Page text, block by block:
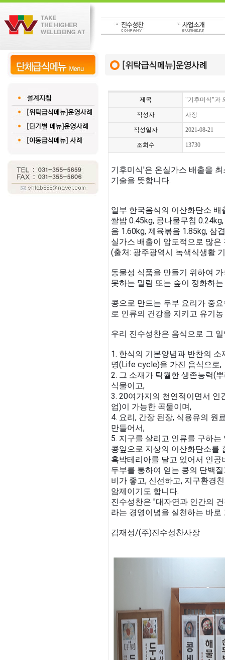
제목 "기후미식"과
작성자 사장
작성일자 2021-08-21
조회수 13730
기후미식'은 온실가스 배출을
기술을 뜻합니다.
일부 한국음식의 이산화탄소 배
쌀밥 0.45kg, 콩나물무침
음 1.60kg, 제육볶음 1.85kg, 삼
실가스 배출이 압도적으로 많은
(출처: 광주광역시 녹색식생활
동물성 식품을 만들기 위하여
못하는 밀림 또는 숲이 정화하
콩으로 만드는 두부 요리가 중
로 인류의 건강을 지키고 유기
우리 진수성찬은 음식으로 그
1. 한식의 기본양념과 반찬의
명(Life cycle)을 가진 음식으로,
2. 그 소재가 탁월한 생존능력(
식물이고,
3. 20여가지의 천연적이면서 인
업)이 가능한 곡물이며,
4. 요리, 간장 된장, 식용유의 원
만들어서,
5. 지구를 살리고 인류를 구하
콩잎으로 지상의 이산화탄소를
혹박테리아를 달고 있어서 인
두부를 통하여 얻는 콩의 단백
비가 좋고, 신선하고, 지구환경
암제이기도 합니다.
진수성찬은 "대자연과 인간의
라는 경영이념을 실천하는 바로
김재성/(주)진수성찬사장